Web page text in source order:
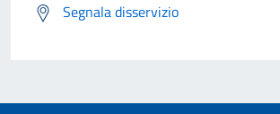
Segnala disservizio